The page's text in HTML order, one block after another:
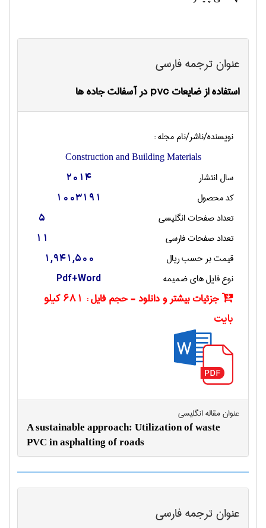
عنوان ترجمه فارسی
استفاده از ضایعات pvc در آسفالت جاده ها
نویسنده/ناشر/نام مجله :
Construction and Building Materials
سال انتشار 2014
کد محصول 1003191
تعداد صفحات انگليسی 5
تعداد صفحات فارسی 11
قیمت بر حسب ریال 1,941,500
نوع فایل های ضمیمه Pdf+Word
جزئیات بیشتر و دانلود - حجم فایل :
681 کیلو
بایت
عنوان مقاله انگليسی
A sustainable approach: Utilization of waste
PVC in asphalting of roads
عنوان ترجمه فارسی